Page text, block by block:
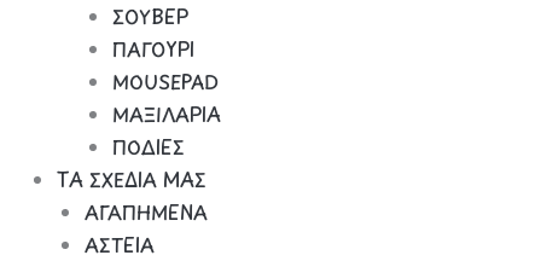
ΣΟΥΒΕΡ
ΠΑΓΟΥΡΙ
MOUSEPAD
ΜΑΞΙΛΑΡΙΑ
ΠΟΔΙΕΣ
ΤΑ ΣΧΕΔΙΑ ΜΑΣ
ΑΓΑΠΗΜΕΝΑ
ΑΣΤΕΙΑ